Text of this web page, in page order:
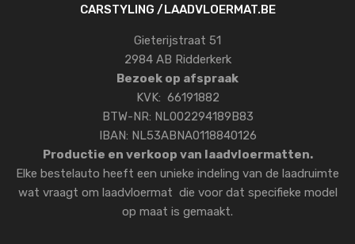
CARSTYLING /LAADVLOERMAT.BE
Gieterijstraat 51
2984 AB Ridderkerk
Bezoek op afspraak
KVK: 66191882
BTW-NR: NL002294189B83
IBAN: NL53ABNA0118840126
Productie en verkoop van laadvloermatten.
Elke bestelauto heeft een unieke indeling van de laadruimte
wat vraagt om laadvloermat die voor dat specifieke model
op maat is gemaakt.